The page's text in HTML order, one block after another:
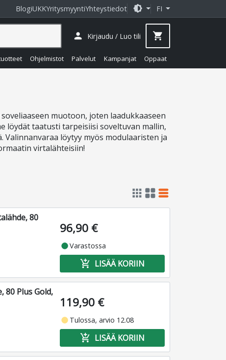
BlogiUKKYritysmyyntiYhteystiedot brightness_medium FI
Ohjelmistot Palvelut Kampanjat Oppaat
person Kirjaudu / Luo tili shopping_cart
muotoon, joten laadukkaaseen
löydät taatusti tarpeisiisi soveltuvan mallin,
löytyy myös modulaaristen ja
virtalähteisiin!
apps grid_view table_rows
80
96,90 €
fiber_manual_recordVarastossa
add_shopping_cart LISÄÄ KORIIN
80 Plus Gold,
119,90 €
fiber_manual_record Tulossa, arvio 12.08
add_shopping_cart LISÄÄ KORIIN